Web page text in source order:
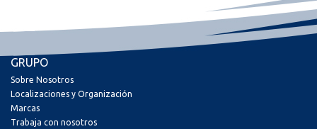
GRUPO
Sobre Nosotros
Localizaciones y Organización
Marcas
Trabaja con nosotros